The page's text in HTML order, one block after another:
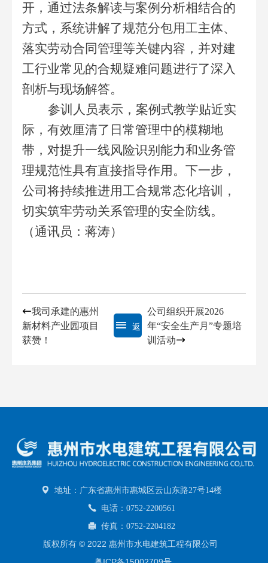
开 ，通过法条解读与案例分析相结合的
方式，系统讲解了规范分包用工主体、
落实劳动合同管理等关键内容，并对建
工行业常见的合规疑难问题进行了深入
剖析与现场解答。
参训人员表示，案例式教学贴近实
际，有效厘清了日常管理中的模糊地
带，对提升一线风险识别能力和业务管
理规范性具有直接指导作用。下一步，
公司将持续推进用工合规常态化培训，
切实筑牢劳动关系管理的安全防线。
（通讯员：蒋涛）
我司承建的惠州
新材料产业园项目
获赞！
返
公司组织开展2026
年“安全生产月”专题培
训活动
地址：广东省惠州市惠城区云山东路27号14楼
电话：0752-2200561
传真：0752-2204182
版权所有 © 2022 惠州市水电建筑工程有限公司